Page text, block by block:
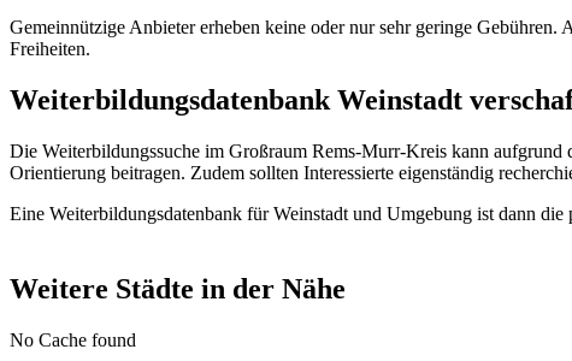
Gemeinnützige Anbieter erheben keine oder nur sehr geringe
Freiheiten.
Weiterbildungsdatenbank Weinstadt
Die Weiterbildungssuche im Großraum Rems-Murr-Kreis kann aufgrund
Orientierung beitragen. Zudem sollten Interessierte eigenständig
Eine Weiterbildungsdatenbank für Weinstadt und Umgebung ist dann
Weitere Städte in der Nähe
No Cache found